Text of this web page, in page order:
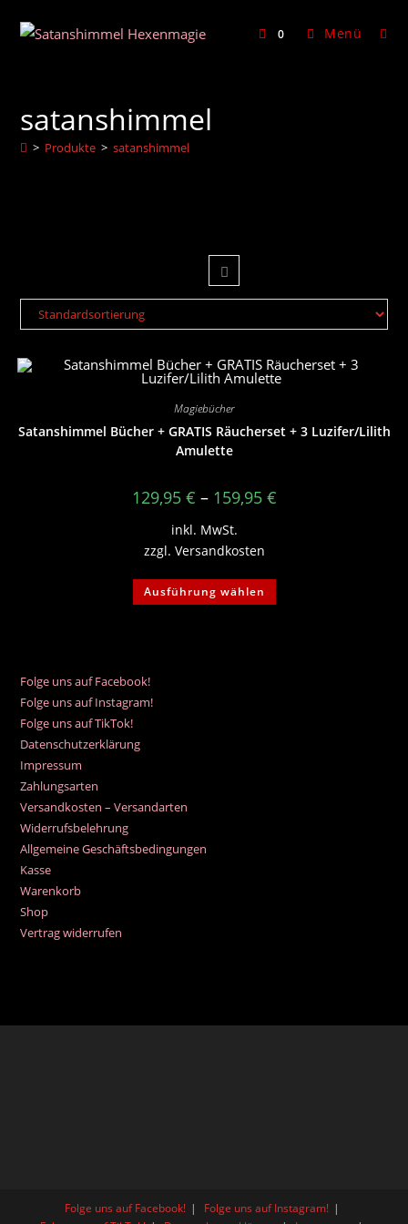
Inhalt
0 Menü
satanshimmel
> Produkte > satanshimmel
Magiebücher
Satanshimmel Bücher + GRATIS Räucherset + 3 Luzifer/Lilith
Amulette
129,95 € – 159,95 €
inkl. MwSt.
zzgl. Versandkosten
Ausführung wählen Dieses
weist
Folge uns auf Facebook!
Folge uns auf Instagram!
Folge uns auf TikTok!
Datenschutzerklärung
Impressum
Zahlungsarten
Versandkosten – Versandarten
Widerrufsbelehrung
Allgemeine Geschäftsbedingungen
Kasse
Warenkorb
Shop
Vertrag widerrufen
Folge uns auf Facebook!
Folge uns auf Instagram!